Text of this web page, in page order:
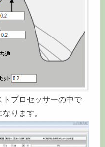
トプロセッサーの中で
ります。